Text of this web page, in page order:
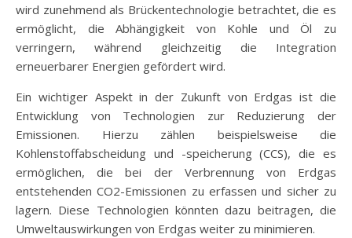
wird zunehmend als Brückentechnologie betrachtet, die es
ermöglicht, die Abhängigkeit von Kohle und Öl zu
verringern, während gleichzeitig die Integration
erneuerbarer Energien gefördert wird.
Ein wichtiger Aspekt in der Zukunft von Erdgas ist die
Entwicklung von Technologien zur Reduzierung der
Emissionen. Hierzu zählen beispielsweise die
Kohlenstoffabscheidung und -speicherung (CCS), die es
ermöglichen, die bei der Verbrennung von Erdgas
entstehenden CO2-Emissionen zu erfassen und sicher zu
lagern. Diese Technologien könnten dazu beitragen, die
Umweltauswirkungen von Erdgas weiter zu minimieren.